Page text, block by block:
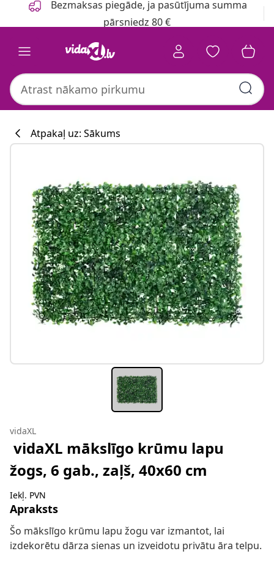
Bezmaksas piegāde, ja pasūtījuma summa
pārsniedz 80 €
Atpakaļ uz: Sākums
vidaXL
vidaXL mākslīgo krūmu lapu
žogs, 6 gab., zaļš, 40x60 cm
Iekļ. PVN
Apraksts
Šo mākslīgo krūmu lapu žogu var izmantot, lai
izdekorētu dārza sienas un izveidotu privātu āra telpu.